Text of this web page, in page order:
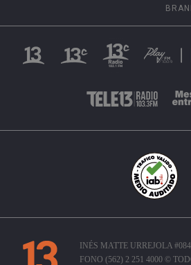
INÉS MATTE URREJOLA
FONO (562) 2 251 4000 ©